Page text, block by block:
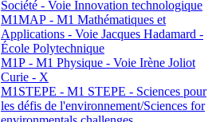
Société - Voie Innovation technologique
M1MAP - M1 Mathématiques et
Applications - Voie Jacques Hadamard -
École Polytechnique
M1P - M1 Physique - Voie Irène Joliot
Curie - X
M1STEPE - M1 STEPE - Sciences pour
les défis de l'environnement/Sciences for